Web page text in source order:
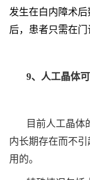
发生在白内障术
后，患者只需在门
9、人工晶体
目前人工晶体
内长期存在而不
用的。